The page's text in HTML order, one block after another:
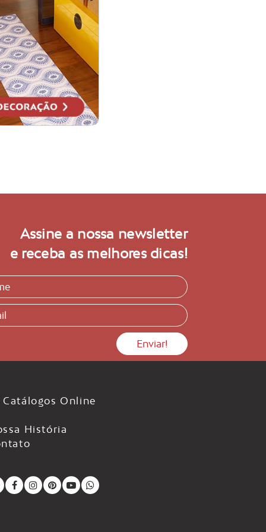
Assine a nossa newsletter
e receba as melhores dicas!
Catálogos Online
História